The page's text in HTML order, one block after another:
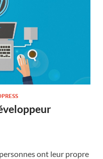
ont leur propre